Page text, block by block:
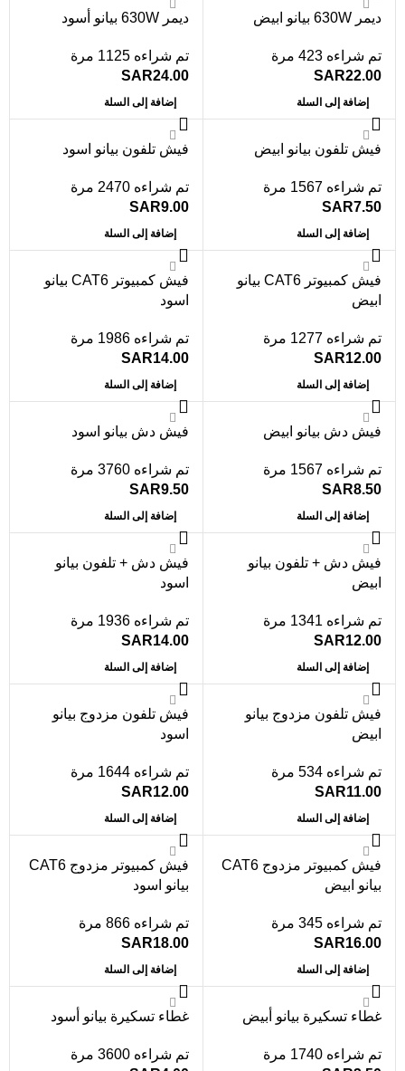
ديمر 630W بيانو ابيض
تم شراءه 423 مرة
SAR22.00
إضافة إلى السلة
ديمر 630W بيانو أسود
تم شراءه 1125 مرة
SAR24.00
إضافة إلى السلة
فيش تلفون بيانو ابيض
تم شراءه 1567 مرة
SAR7.50
إضافة إلى السلة
فيش تلفون بيانو اسود
تم شراءه 2470 مرة
SAR9.00
إضافة إلى السلة
فيش كمبيوتر CAT6 بيانو
ابيض
تم شراءه 1277 مرة
SAR12.00
إضافة إلى السلة
فيش كمبيوتر CAT6 بيانو
اسود
تم شراءه 1986 مرة
SAR14.00
إضافة إلى السلة
فيش دش بيانو ابيض
تم شراءه 1567 مرة
SAR8.50
إضافة إلى السلة
فيش دش بيانو اسود
تم شراءه 3760 مرة
SAR9.50
إضافة إلى السلة
فيش دش + تلفون بيانو
ابيض
تم شراءه 1341 مرة
SAR12.00
إضافة إلى السلة
فيش دش + تلفون بيانو
اسود
تم شراءه 1936 مرة
SAR14.00
إضافة إلى السلة
فيش تلفون مزدوج بيانو
ابيض
تم شراءه 534 مرة
SAR11.00
إضافة إلى السلة
فيش تلفون مزدوج بيانو
اسود
تم شراءه 1644 مرة
SAR12.00
إضافة إلى السلة
فيش كمبيوتر مزدوج CAT6
بيانو ابيض
تم شراءه 345 مرة
SAR16.00
إضافة إلى السلة
فيش كمبيوتر مزدوج CAT6
بيانو اسود
تم شراءه 866 مرة
SAR18.00
إضافة إلى السلة
غطاء تسكيرة بيانو أبيض
تم شراءه 1740 مرة
غطاء تسكيرة بيانو أسود
تم شراءه 3600 مرة